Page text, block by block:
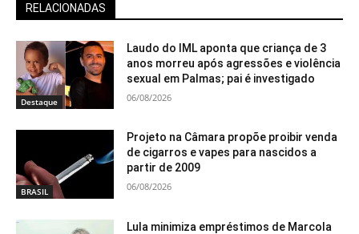
RELACIONADAS
Destaque
Laudo do IML aponta que criança de 3
anos morreu após agressões e violência
sexual em Palmas; pai é investigado
06/08/2026
BRASIL
Projeto na Câmara propõe proibir venda
de cigarros e vapes para nascidos a
partir de 2009
06/08/2026
Lula minimiza empréstimos de Marcola